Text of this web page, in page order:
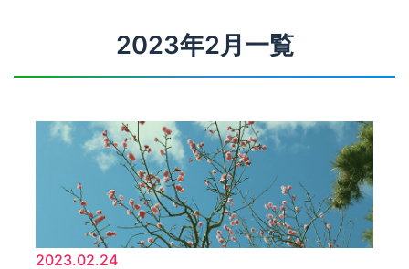
2023年2月一覧
2023.02.24